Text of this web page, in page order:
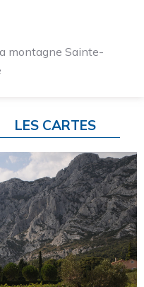
montagne Sainte-
LES CARTES